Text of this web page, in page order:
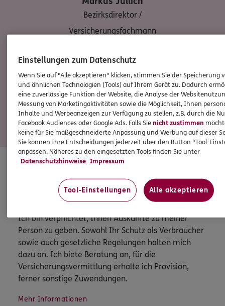
Bezirksdirektor /
Versicherungsfachmann
Tel:
Markus.Juellich@ergo.de
Mobil: 0176/63818111
Mehr
Wichtiges aus dem Vermittlerrecht
Ich bin verpflichtet, Ihnen Auskünfte zu meiner
Person zu geben. Sowohl Ihr Schutz als Verbraucher
sowie auch gesetzliche Regelungen halten mich
dazu an. Ich biete Beratung an, für die
Versicherungsvermittlung erhalte ich Provision,
ferner sonstige Zuwendungen.
Mehr Informationen
Einstellungen zum Datenschutz
Wenn Sie auf "Alle akzeptieren" klicken, stimmen Sie der Speicherung
und ähnlichen Technologien (Tools) auf Ihrem Gerät zu. Dadurch
eine zuverlässige Funktion der Website, die Analyse der
Messung von Marketingaktivitäten sowie die Möglichkeit, Ihnen
Inhalte und Werbeanzeigen zur Verfügung zu stellen, z.B. durch die
Facebook Audiences oder Google Ads. Falls Sienicht zustimmen
keine für Sie maßgeschneiderte Anpassung und Werbung auf dieser
Sie können Ihre Entscheidungen jederzeit über den Button "Tool-
anpassen. Näheres zu den eingesetzten Tools finden Sie unter
Datenschutzhinweise Impressum
Tool-Einstellungen Alle akzeptieren